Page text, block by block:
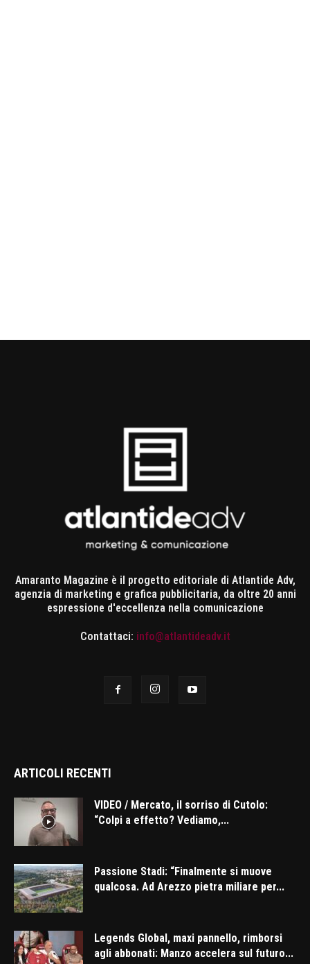
Amaranto Magazine è il progetto editoriale di Atlantide Adv,
agenzia di marketing e grafica pubblicitaria, da oltre 20 anni
espressione d'eccellenza nella comunicazione
Contattaci: info@atlantideadv.it
ARTICOLI RECENTI
VIDEO / Mercato, il sorriso di Cutolo:
“Colpi a effetto? Vediamo,...
Passione Stadi: “Finalmente si muove
qualcosa. Ad Arezzo pietra miliare per...
Legends Global, maxi pannello, rimborsi
agli abbonati: Manzo accelera sul futuro...